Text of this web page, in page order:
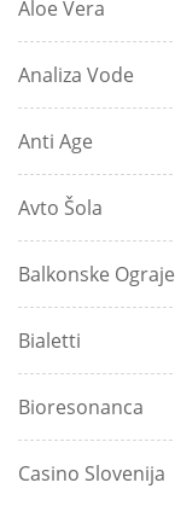
Aloe Vera
Analiza Vode
Anti Age
Avto Šola
Balkonske Ograje
Bialetti
Bioresonanca
Casino Slovenija